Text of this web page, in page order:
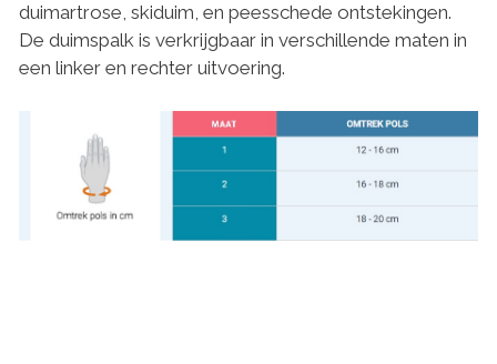
duimartrose, skiduim, en peesschede ontstekingen.
De duimspalk is verkrijgbaar in verschillende maten in
een linker en rechter uitvoering.